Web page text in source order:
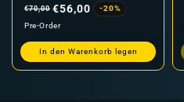
Preis
€70,00 €56,00
-20%
Pre-Order
In den Warenkorb legen